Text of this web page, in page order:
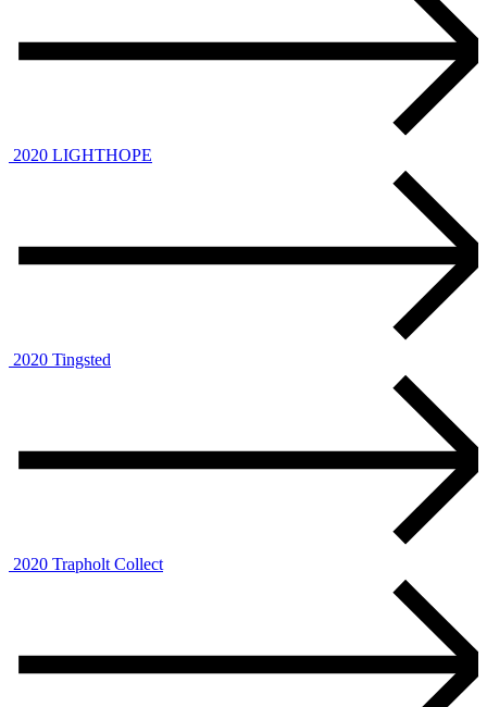
2020 LIGHTHOPE
2020 Tingsted
2020 Trapholt Collect